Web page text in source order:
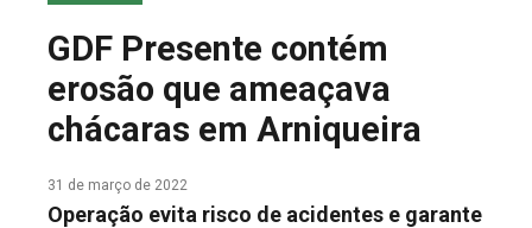
FALE CONOSCO
GDF Presente contém
erosão que ameaçava
chácaras em Arniqueira
31 de março de 2022
Operação evita risco de acidentes e garante